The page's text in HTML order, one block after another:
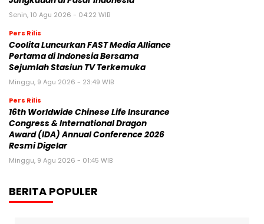
Senin, 10 Agu 2026 - 04:22 WIB
Pers Rilis
Coolita Luncurkan FAST Media Alliance
Pertama di Indonesia Bersama
Sejumlah Stasiun TV Terkemuka
Minggu, 9 Agu 2026 - 23:49 WIB
Pers Rilis
16th Worldwide Chinese Life Insurance
Congress & International Dragon
Award (IDA) Annual Conference 2026
Resmi Digelar
Minggu, 9 Agu 2026 - 01:45 WIB
BERITA POPULER